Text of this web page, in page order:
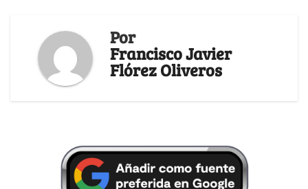
Por
Francisco Javier
Flórez Oliveros